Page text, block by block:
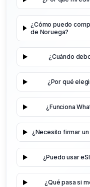
¿Cómo puedo
de Noruega?
¿Cuándo
¿Por qué
¿Funciona
¿Necesito firmar
¿Puedo usar
¿Qué pasa si